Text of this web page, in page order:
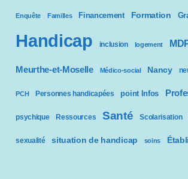
Enquête Familles Financement Formation
Handicap inclusion logement
Meurthe-et-Moselle Médico-social Nancy
PCH Personnes handicapées point Infos
psychique Ressources Santé Scolarisation
sexualité situation de handicap soins